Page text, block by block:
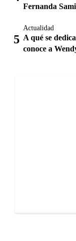
Fernanda
Actualidad
A qué se
conoce a